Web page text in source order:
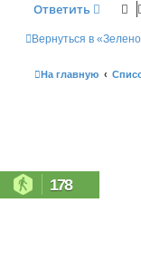
Ответить
Вернуться в
На главную
178